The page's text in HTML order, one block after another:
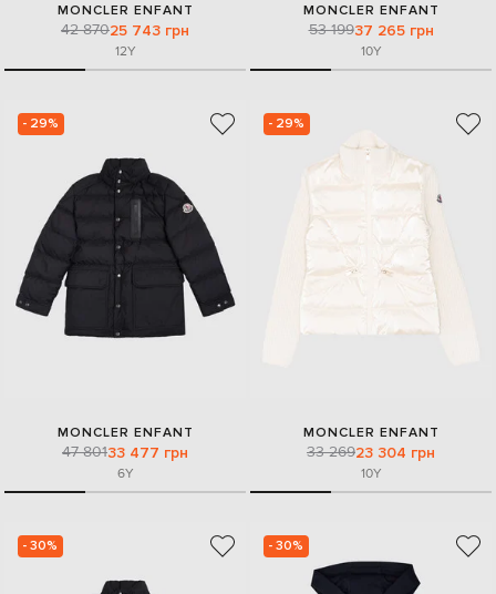
MONCLER ENFANT
42 87025 743 грн
12Y
MONCLER ENFANT
53 19937 265 грн
10Y
- 29%
MONCLER ENFANT
47 80133 477 грн
6Y
- 29%
MONCLER ENFANT
33 26923 304 грн
10Y
- 30% - 30%